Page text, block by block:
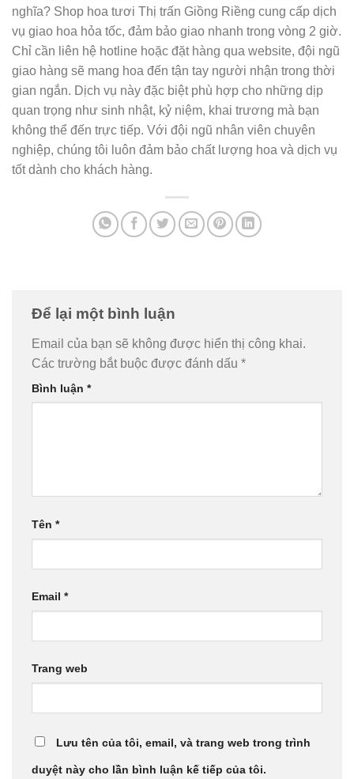
nghĩa? Shop hoa tươi Thị trấn Giồng Riềng cung cấp dịch
vụ giao hoa hỏa tốc, đảm bảo giao nhanh trong vòng 2 giờ.
Chỉ cần liên hệ hotline hoặc đặt hàng qua website, đội ngũ
giao hàng sẽ mang hoa đến tận tay người nhận trong thời
gian ngắn. Dịch vụ này đặc biệt phù hợp cho những dịp
quan trọng như sinh nhật, kỷ niệm, khai trương mà bạn
không thể đến trực tiếp. Với đội ngũ nhân viên chuyên
nghiệp, chúng tôi luôn đảm bảo chất lượng hoa và dịch vụ
tốt dành cho khách hàng.
Để lại một bình luận
Email của bạn sẽ không được hiển thị công khai.
Các trường bắt buộc được đánh dấu *
Bình luận *
Tên *
Email *
Trang web
Lưu tên của tôi, email, và trang web trong trình
duyệt này cho lần bình luận kế tiếp của tôi.